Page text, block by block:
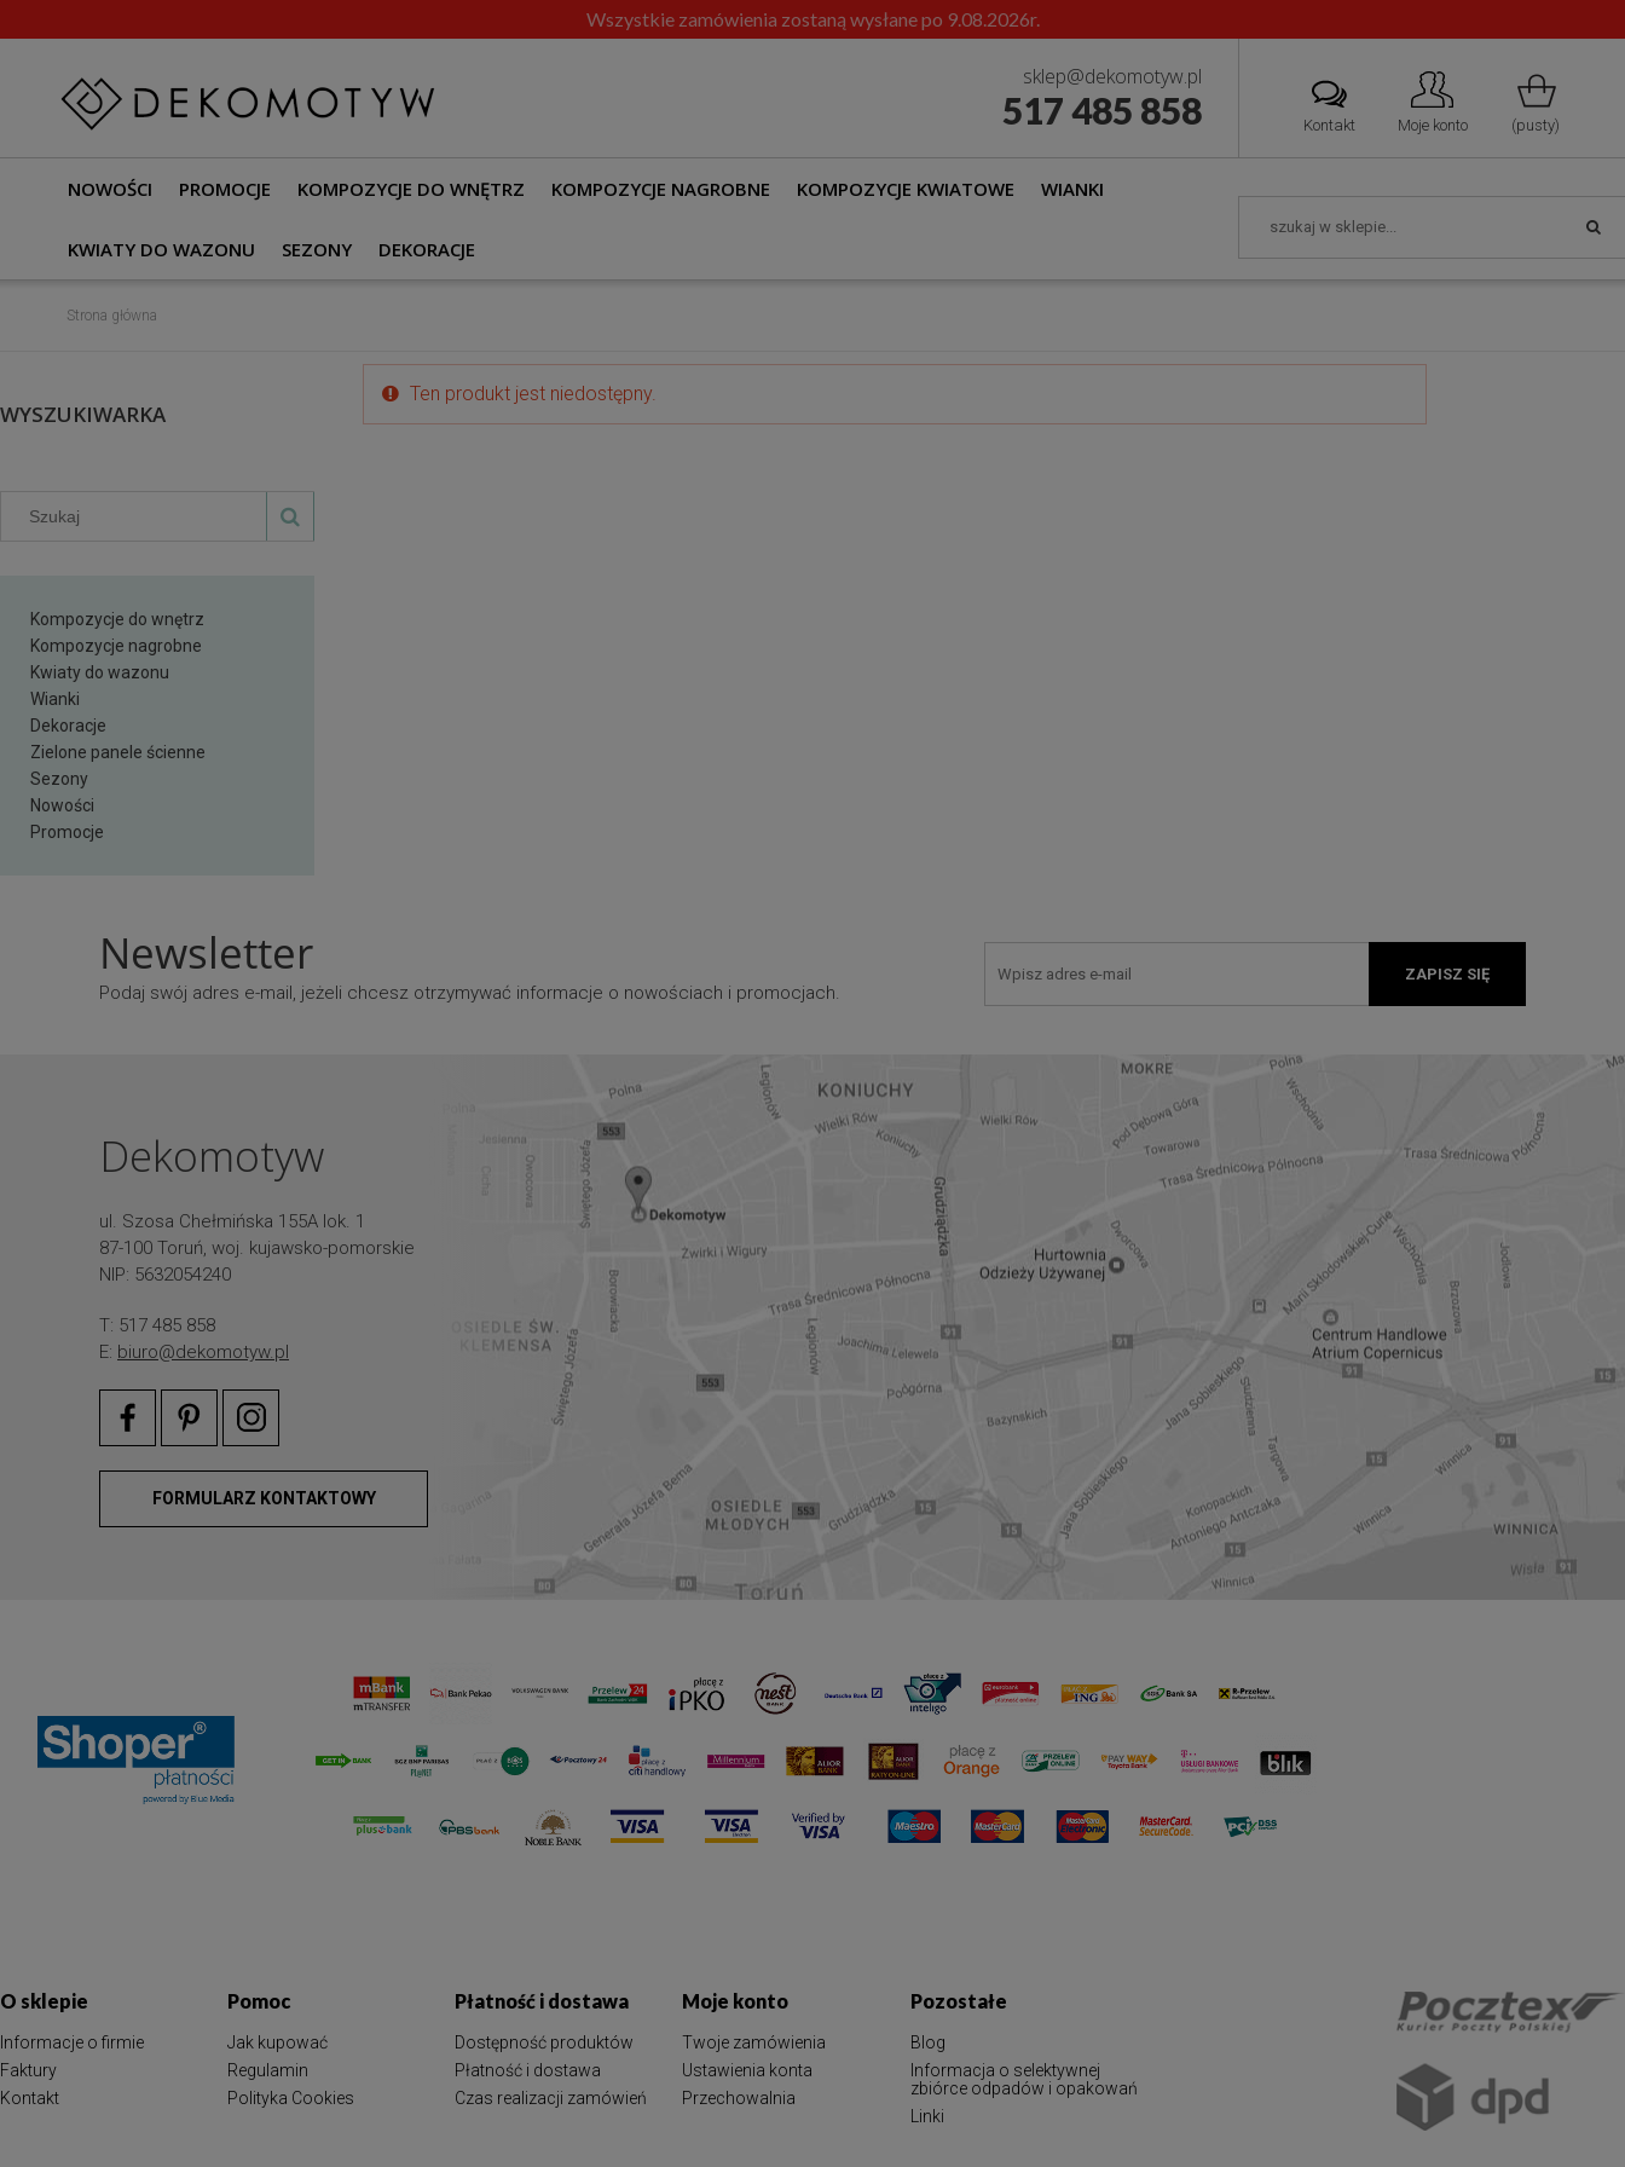
Wszystkie zamówienia zostaną wysłane po 9.08.2026r.
Kontakt Moje konto (pusty)
sklep@dekomotyw.pl
517 485 858
NOWOŚCI PROMOCJE KOMPOZYCJE DO WNĘTRZ KOMPOZYCJE NAGROBNE KOMPOZYCJE KWIATOWE WIANKI
KWIATY DO WAZONU SEZONY DEKORACJE
Strona główna
WYSZUKIWARKA
Kompozycje do wnętrz
Kompozycje nagrobne
Kwiaty do wazonu
Wianki
Dekoracje
Zielone panele ścienne
Sezony
Nowości
Promocje
Ten produkt jest niedostępny.
Newsletter
Podaj swój adres e-mail, jeżeli chcesz otrzymywać informacje o nowościach i promocjach.
ZAPISZ SIĘ
Dekomotyw
ul. Szosa Chełmińska 155A lok. 1
87-100 Toruń, woj. kujawsko-pomorskie
NIP: 5632054240
T: 517 485 858
E: biuro@dekomotyw.pl
FORMULARZ KONTAKTOWY
O sklepie
Informacje o firmie
Faktury
Kontakt
Pomoc
Jak kupować
Regulamin
Polityka Cookies
Płatność i dostawa
Dostępność produktów
Płatność i dostawa
Czas realizacji zamówień
Moje konto
Twoje zamówienia
Ustawienia konta
Przechowalnia
Pozostałe
Blog
Informacja o selektywnej
zbiórce odpadów i opakowań
Linki